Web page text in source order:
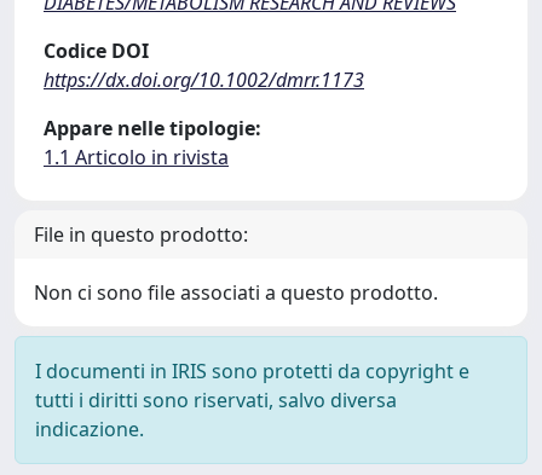
Codice DOI
https://dx.doi.org/10.1002/dmrr.1173
Appare nelle tipologie:
1.1 Articolo in rivista
File in questo prodotto:
Non ci sono file associati a questo prodotto.
I documenti in IRIS sono protetti da copyright e
tutti i diritti sono riservati, salvo diversa
indicazione.